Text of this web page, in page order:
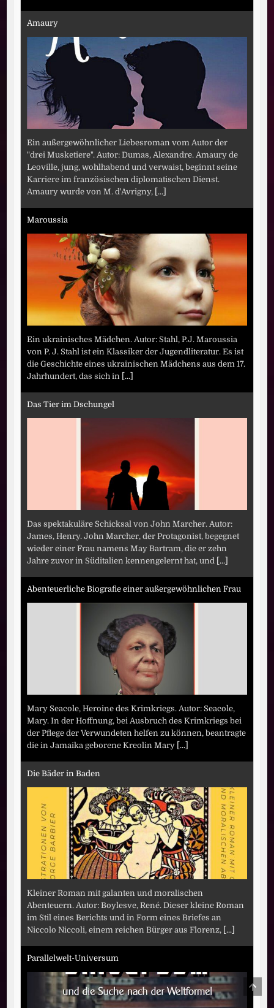
Amaury
Ein außergewöhnlicher Liebesroman vom Autor der
"drei Musketiere". Autor: Dumas, Alexandre. Amaury de
Leoville, jung, wohlhabend und verwaist, beginnt seine
Karriere im französischen diplomatischen Dienst.
Amaury wurde von M. d'Avrigny, [...]
Maroussia
Ein ukrainisches Mädchen. Autor: Stahl, P.J. Maroussia
von P. J. Stahl ist ein Klassiker der Jugendliteratur. Es ist
die Geschichte eines ukrainischen Mädchens aus dem 17.
Jahrhundert, das sich in [...]
Das Tier im Dschungel
Das spektakuläre Schicksal von John Marcher. Autor:
James, Henry. John Marcher, der Protagonist, begegnet
wieder einer Frau namens May Bartram, die er zehn
Jahre zuvor in Süditalien kennengelernt hat, und [...]
Abenteuerliche Biografie einer außergewöhnlichen Frau
Mary Seacole, Heroine des Krimkriegs. Autor: Seacole,
Mary. In der Hoffnung, bei Ausbruch des Krimkriegs bei
der Pflege der Verwundeten helfen zu können, beantragte
die in Jamaika geborene Kreolin Mary [...]
Die Bäder in Baden
Kleiner Roman mit galanten und moralischen
Abenteuern. Autor: Boylesve, René. Dieser kleine Roman
im Stil eines Berichts und in Form eines Briefes an
Niccolo Niccoli, einem reichen Bürger aus Florenz, [...]
Parallelwelt-Universum
TO